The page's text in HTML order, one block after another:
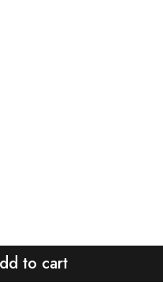
to cart